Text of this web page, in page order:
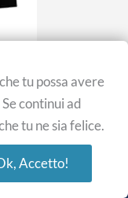
tu possa avere
continui ad
tu ne sia felice.
Accetto!